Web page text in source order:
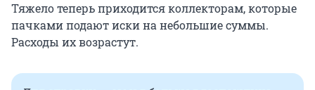
Тяжело теперь приходится коллекторам, которые
пачками подают иски на небольшие суммы.
Расходы их возрастут.